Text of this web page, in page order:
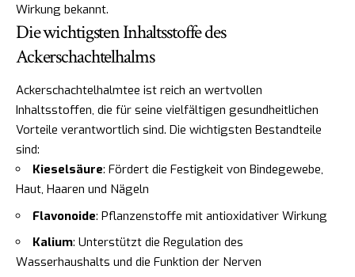
Wirkung bekannt.
Die wichtigsten Inhaltsstoffe des
Ackerschachtelhalms
Ackerschachtelhalmtee ist reich an wertvollen
Inhaltsstoffen, die für seine vielfältigen gesundheitlichen
Vorteile verantwortlich sind. Die wichtigsten Bestandteile
sind:
Kieselsäure: Fördert die Festigkeit von Bindegewebe,
Haut, Haaren und Nägeln
Flavonoide: Pflanzenstoffe mit antioxidativer Wirkung
Kalium: Unterstützt die Regulation des
Wasserhaushalts und die Funktion der Nerven